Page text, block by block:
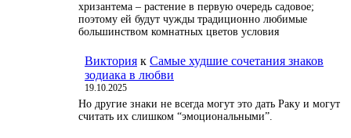
хризантема – растение в первую очередь садовое;
поэтому ей будут чужды традиционно любимые
большинством комнатных цветов условия
Виктория к Самые худшие сочетания знаков
зодиака в любви
19.10.2025
Но другие знаки не всегда могут это дать Раку и могут
считать их слишком “эмоциональными”.